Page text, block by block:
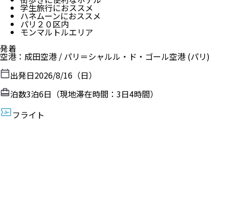
学生旅行におススメ
ハネムーンにおススメ
パリ２０区内
モンマルトルエリア
発着
空港 ： 成田空港 / パリ＝シャルル・ド・ゴール空港 (パリ)
出発日2026/8/16（日）
泊数3泊6日（現地滞在時間： 3日4時間）
フライト